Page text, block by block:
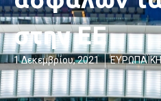
στην ΕΕ
1 Δεκεμβρίου, 2021